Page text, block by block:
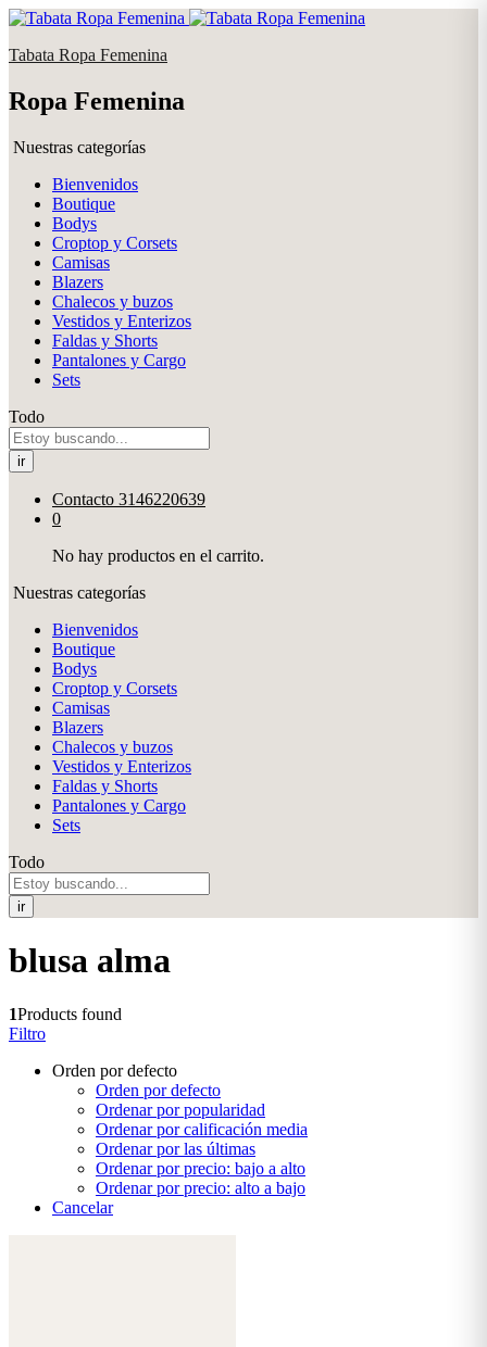
Tabata Ropa Femenina
Ropa Femenina
Nuestras categorías
Bienvenidos
Boutique
Bodys
Croptop y Corsets
Camisas
Blazers
Chalecos y buzos
Vestidos y Enterizos
Faldas y Shorts
Pantalones y Cargo
Sets
Todo
ir
Contacto 3146220639
0
No hay productos en el carrito.
Nuestras categorías
Bienvenidos
Boutique
Bodys
Croptop y Corsets
Camisas
Blazers
Chalecos y buzos
Vestidos y Enterizos
Faldas y Shorts
Pantalones y Cargo
Sets
Todo
ir
blusa alma
1Products found
Filtro
Orden por defecto
Orden por defecto
Ordenar por popularidad
Ordenar por calificación media
Ordenar por las últimas
Ordenar por precio: bajo a alto
Ordenar por precio: alto a bajo
Cancelar